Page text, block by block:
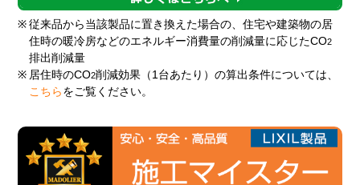
※ 従来品から当該製品に置き換えた場合の、住宅や建築物の居
住時の暖冷房などのエネルギー消費量の削減量に応じたCO2
排出削減量
※ 居住時のCO2削減効果（1台あたり）の算出条件については、
こちら をご覧ください。